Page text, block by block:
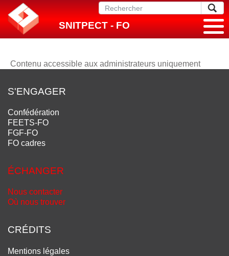
SNITPECT - FO
Contenu accessible aux administrateurs uniquement
S'ENGAGER
Confédération
FEETS-FO
FGF-FO
FO cadres
ÉCHANGER
Nous contacter
Où nous trouver
CRÉDITS
Mentions légales